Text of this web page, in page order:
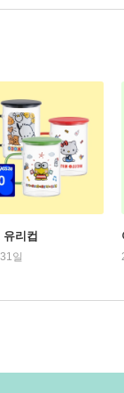
리컵
일